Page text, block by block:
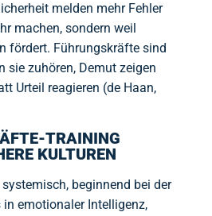
melden mehr Fehler
machen, sondern weil
fördert. Führungskräfte sind
sie zuhören, Demut zeigen
Urteil reagieren (de Haan,
TRAINING
KULTUREN
beginnend bei der
in emotionaler Intelligenz,